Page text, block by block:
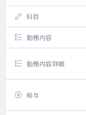
科目
勤務内容
勤務内容詳細
給与